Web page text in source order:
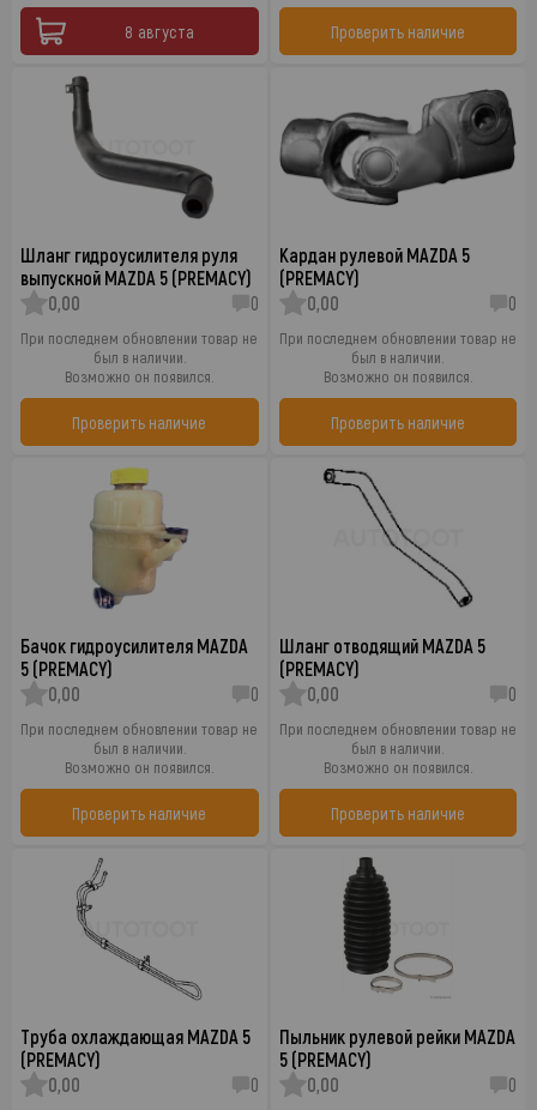
8 августа Проверить наличие
Шланг гидроусилителя руля
выпускной MAZDA 5 (PREMACY)
0,00
0
При последнем обновлении товар не
был в наличии.
Возможно он появился.
Проверить наличие
Кардан рулевой MAZDA 5
(PREMACY)
0,00
0
При последнем обновлении товар не
был в наличии.
Возможно он появился.
Проверить наличие
Бачок гидроусилителя MAZDA
5 (PREMACY)
0,00
0
При последнем обновлении товар не
был в наличии.
Возможно он появился.
Проверить наличие
Шланг отводящий MAZDA 5
(PREMACY)
0,00
0
При последнем обновлении товар не
был в наличии.
Возможно он появился.
Проверить наличие
Труба охлаждающая MAZDA 5
(PREMACY)
0,00
0
Пыльник рулевой рейки MAZDA
5 (PREMACY)
0,00
0